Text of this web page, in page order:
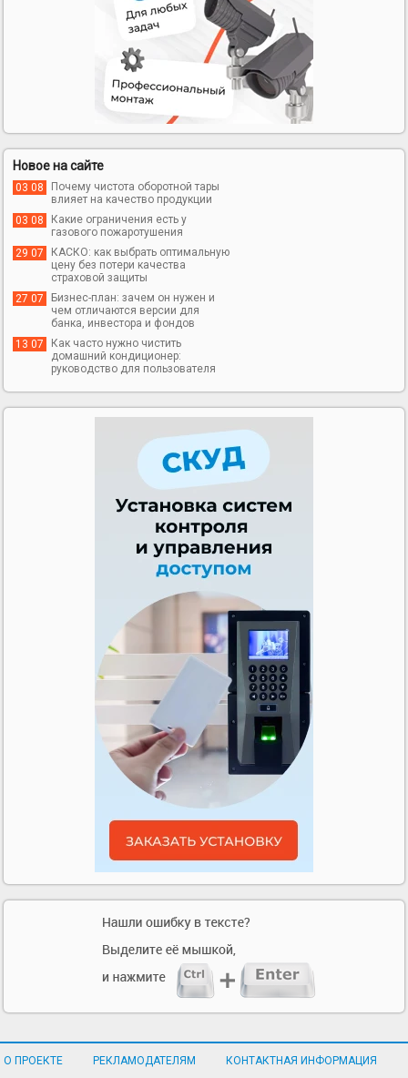
Новое на сайте
03 08
Почему чистота оборотной тары
влияет на качество продукции
03 08
Какие ограничения есть у
газового пожаротушения
29 07
КАСКО: как выбрать оптимальную
цену без потери качества
страховой защиты
27 07
Бизнес-план: зачем он нужен и
чем отличаются версии для
банка, инвестора и фондов
13 07
Как часто нужно чистить
домашний кондиционер:
руководство для пользователя
О ПРОЕКТЕ РЕКЛАМОДАТЕЛЯМ КОНТАКТНАЯ ИНФОРМАЦИЯ